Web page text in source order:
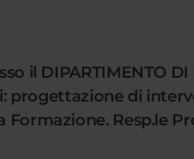
il DIPARTIMENTO DI
progettazione di
Resp.le